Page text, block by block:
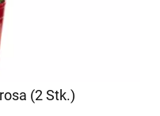
(2 Stk.)